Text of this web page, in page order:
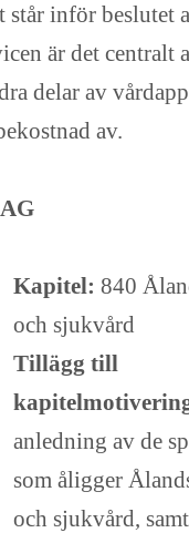
står inför beslutet
är det centralt
delar av
av.
Kapitel: 840
och sjukvård
Tillägg till
anledning av de
som åligger
och sjukvård,